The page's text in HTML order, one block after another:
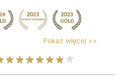
Pokaż więcej >>